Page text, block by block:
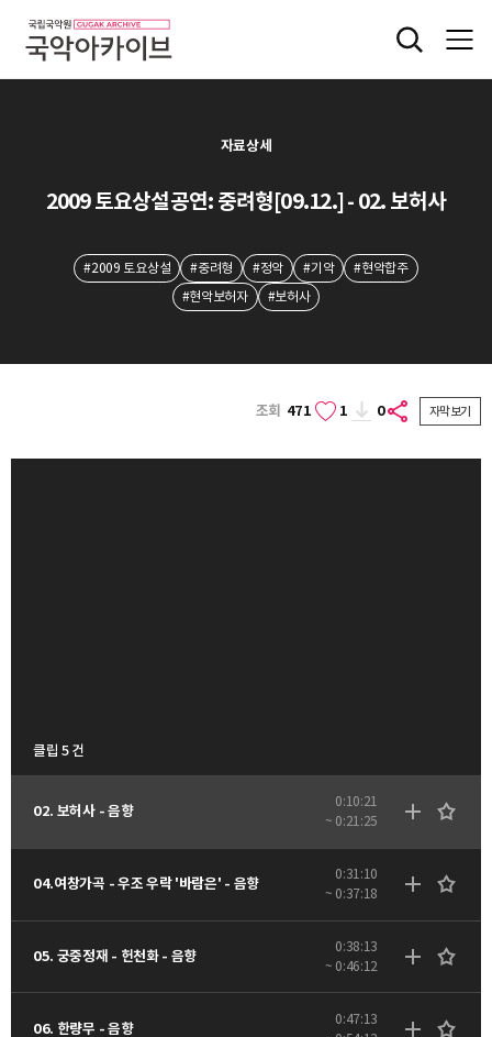
자료상세
2009 토요상설공연: 중려형[09.12.] - 02. 보허사
#2009 토요상설 #중려형 #정악 #기악
#현악합주
#현악보허자
#보허사
조회 471 1 0 자막보기
클립 5 건
02. 보허사 - 음향
0:10:21
~ 0:21:25
04.여창가곡 - 우조 우락 '바람은' - 음향
0:31:10
~ 0:37:18
05. 궁중정재 - 헌천화 - 음향
0:38:13
~ 0:46:12
06. 한량무 - 음향
0:47:13